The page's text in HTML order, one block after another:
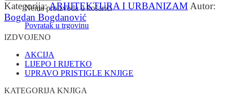
Nema proizvoda u košarici
Povratak u trgovinu
Kategorija:ARHITEKTURA I URBANIZAM Autor:
Bogdan Bogdanović
IZDVOJENO
AKCIJA
LIJEPO I RIJETKO
UPRAVO PRISTIGLE KNJIGE
KATEGORIJA KNJIGA